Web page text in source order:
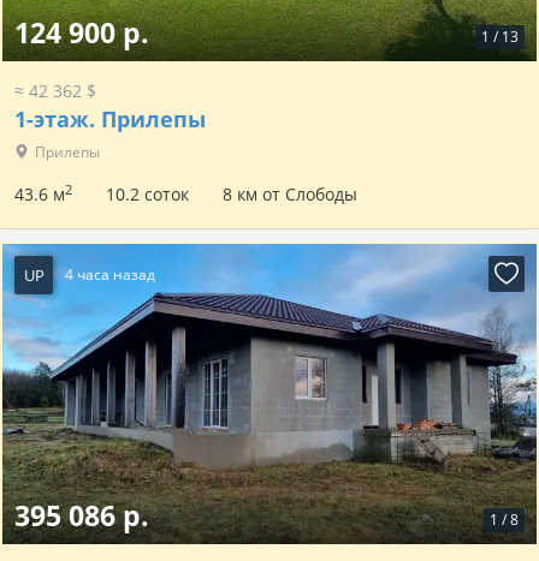
1 / 13
124 900 р.
≈ 42 362 $
1-этаж. Прилепы
Прилепы
43.6 м2 10.2 соток 8 км от Слободы
UP 4 часа назад
1 /8
395 086 р.